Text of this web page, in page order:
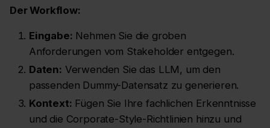
Der Workflow:
Eingabe: Nehmen Sie die groben
Anforderungen vom Stakeholder entgegen.
Daten: Verwenden Sie das LLM, um den
passenden Dummy-Datensatz zu generieren.
Kontext: Fügen Sie Ihre fachlichen Erkenntnisse
und die Corporate-Style-Richtlinien hinzu und